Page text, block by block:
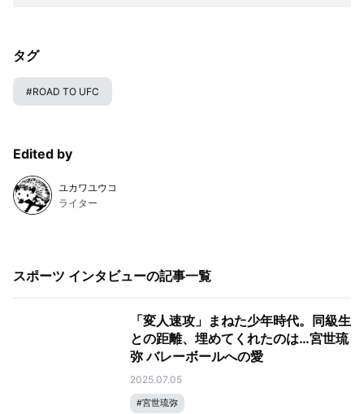
タグ
#ROAD TO UFC
Edited by
ユカワユウコ
ライター
スポーツ インタビューの記事一覧
「変人速攻」まねた少年時代。同級生
との距離、埋めてくれたのは…宮世琉
弥 バレーボールへの愛
2025.07.05
#宮世琉弥